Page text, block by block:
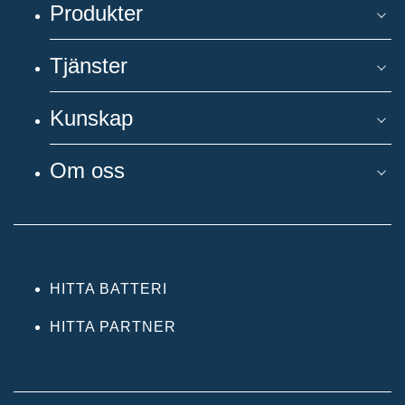
Produkter
Tjänster
Kunskap
Om oss
HITTA BATTERI
HITTA PARTNER